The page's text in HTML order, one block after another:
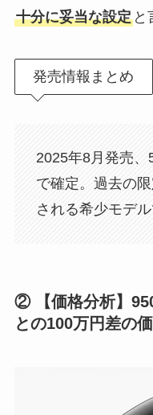
十分に妥当な設定と
発売情報まとめ
2025年8月発売、
で確定。過去の
される希少モデル
② 【価格分析】
との100万円差の